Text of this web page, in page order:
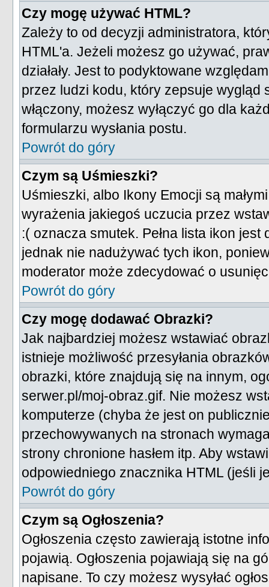
Czy mogę używać HTML?
Zależy to od decyzji administratora,
HTML'a. Jeżeli możesz go używać,
działały. Jest to podyktowane
przez ludzi kodu, który zepsuje wygląd
włączony, możesz wyłączyć go dla
formularzu wysłania postu.
Powrót do góry
Czym są Uśmieszki?
Uśmieszki, albo Ikony Emocji są
wyrażenia jakiegoś uczucia przez
:( oznacza smutek. Pełna lista ikon
jednak nie nadużywać tych ikon,
moderator może zdecydować o
Powrót do góry
Czy mogę dodawać Obrazki?
Jak najbardziej możesz wstawiać
istnieje możliwość przesyłania
obrazki, które znajdują się na innym,
serwer.pl/moj-obraz.gif. Nie możesz
komputerze (chyba że jest on
przechowywanych na stronach
strony chronione hasłem itp. Aby
odpowiedniego znacznika HTML (jeśli
Powrót do góry
Czym są Ogłoszenia?
Ogłoszenia często zawierają istotne
pojawią. Ogłoszenia pojawiają się na
napisane. To czy możesz wysyłać